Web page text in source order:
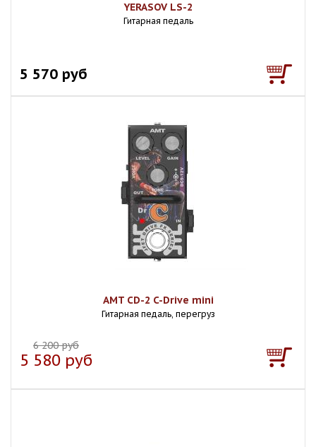
YERASOV LS-2
Гитарная педаль
5 570 руб
AMT CD-2 C-Drive mini
Гитарная педаль, перегруз
6 200 руб
5 580 руб